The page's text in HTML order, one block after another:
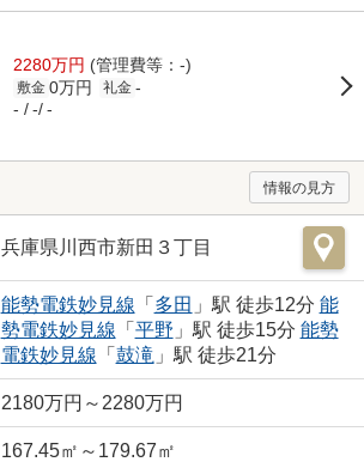
2280万円 (管理費等：-)
敷金 0万円 礼金 -
- - -
情報の見方
兵庫県川西市新田３丁目
能勢電鉄妙見線 「 多田 」駅 徒歩12分 能
勢電鉄妙見線 「 平野 」駅 徒歩15分 能勢
電鉄妙見線 「 鼓滝 」駅 徒歩21分
2180万円～2280万円
167.45㎡～179.67㎡